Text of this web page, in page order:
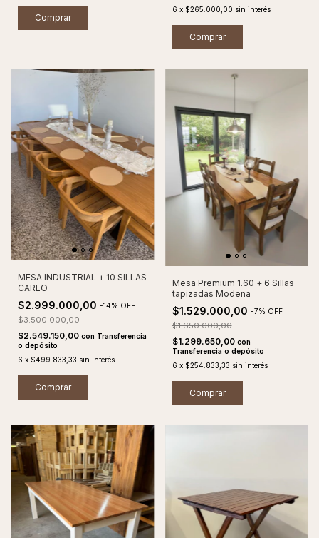
Comprar
6 x $265.000,00 sin interés
MESA INDUSTRIAL + 10 SILLAS
CARLO
$2.999.000,00 -14% OFF
$3.500.000,00
$2.549.150,00 con Transferencia
o depósito
6 x $499.833,33 sin interés
Mesa Premium 1.60 + 6 Sillas
tapizadas Modena
$1.529.000,00 -7% OFF
$1.650.000,00
$1.299.650,00 con
Transferencia o depósito
6 x $254.833,33 sin interés